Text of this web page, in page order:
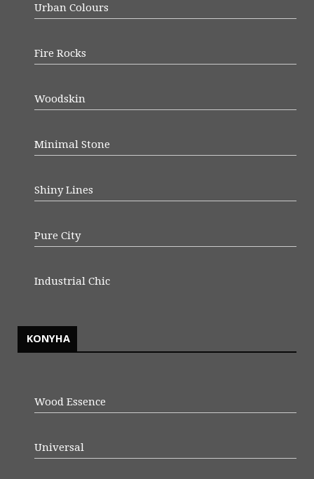
Urban Colours
Fire Rocks
Woodskin
Minimal Stone
Shiny Lines
Pure City
Industrial Chic
KONYHA
Wood Essence
Universal